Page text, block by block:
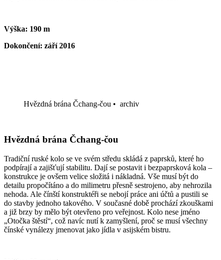
Výška: 190 m
Dokončení: září 2016
Hvězdná brána Čchang-čou • archiv
Hvězdná brána Čchang-čou
Tradiční ruské kolo se ve svém středu skládá z paprsků, které ho
podpírají a zajišťují stabilitu. Dají se postavit i bezpaprsková kola –
konstrukce je ovšem velice složitá i nákladná. Vše musí být do
detailu propočítáno a do milimetru přesně sestrojeno, aby nehrozila
nehoda. Ale čínští konstruktéři se nebojí práce ani účtů a pustili se
do stavby jednoho takového. V současné době prochází zkouškami
a již brzy by mělo být otevřeno pro veřejnost. Kolo nese jméno
„Otočka štěstí“, což navíc nutí k zamyšlení, proč se musí všechny
čínské vynálezy jmenovat jako jídla v asijském bistru.